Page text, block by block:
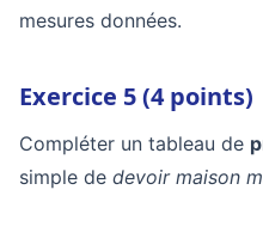
mesures données.
Exercice 5 (4 points)
Compléter un tableau de
simple de devoir maison